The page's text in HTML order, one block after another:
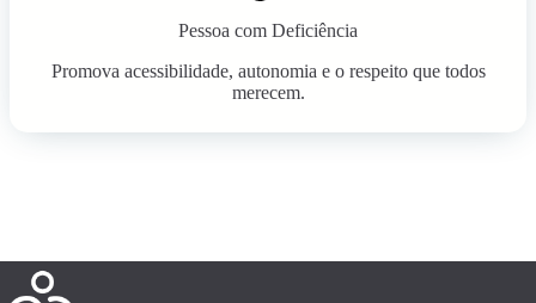
Pessoa com Deficiência
Promova acessibilidade, autonomia e o respeito que todos
merecem.